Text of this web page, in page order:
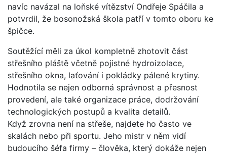
navíc navázal na loňské vítězství Ondřeje Spáčila a
potvrdil, že bosonožská škola patří v tomto oboru ke
špičce.
Soutěžící měli za úkol kompletně zhotovit část
střešního pláště včetně pojistné hydroizolace,
střešního okna, laťování i pokládky pálené krytiny.
Hodnotila se nejen odborná správnost a přesnost
provedení, ale také organizace práce, dodržování
technologických postupů a kvalita detailů.
Když zrovna není na střeše, najdete ho často ve
skalách nebo při sportu. Jeho mistr v něm vidí
budoucího šéfa firmy – člověka, který dokáže nejen